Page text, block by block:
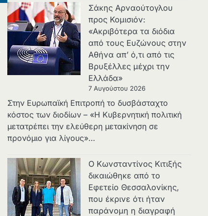
Σάκης Αρναούτογλου
προς Κομισιόν:
«Ακριβότερα τα διόδια
από τους Ευζώνους στην
Αθήνα απ’ ό,τι από τις
Βρυξέλλες μέχρι την
Ελλάδα»
7 Αυγούστου 2026
Στην Ευρωπαϊκή Επιτροπή το δυσβάσταχτο
κόστος των διοδίων – «Η Κυβερνητική πολιτική
μετατρέπει την ελεύθερη μετακίνηση σε
προνόμιο για λίγους»…
Ο Κωνσταντίνος Κιτιξής
δικαιώθηκε από το
Εφετείο Θεσσαλονίκης,
που έκρινε ότι ήταν
παράνομη η διαγραφή